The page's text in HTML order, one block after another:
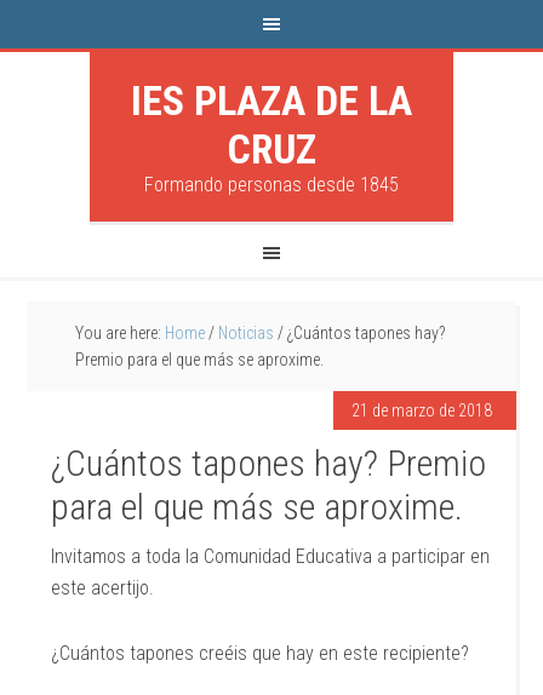
IES PLAZA DE LA
CRUZ
Formando personas desde 1845
You are here: Home / Noticias /¿Cuántos tapones hay?
Premio para el que más se aproxime.
21 de marzo de 2018
¿Cuántos tapones hay? Premio
para el que más se aproxime.
Invitamos a toda la Comunidad Educativa a participar en
este acertijo.
¿Cuántos tapones creéis que hay en este recipiente?